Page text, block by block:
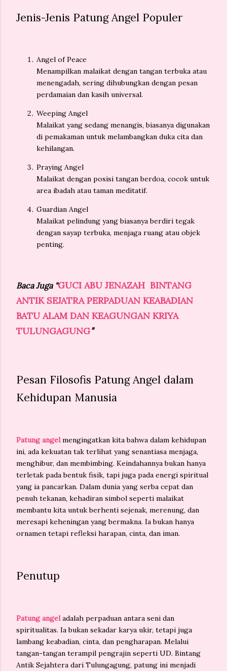
Jenis-Jenis Patung Angel Populer
Angel of Peace
Menampilkan malaikat dengan tangan terbuka atau
menengadah, sering dihubungkan dengan pesan
perdamaian dan kasih universal.
Weeping Angel
Malaikat yang sedang menangis, biasanya digunakan
di pemakaman untuk melambangkan duka cita dan
kehilangan.
Praying Angel
Malaikat dengan posisi tangan berdoa, cocok untuk
area ibadah atau taman meditatif.
Guardian Angel
Malaikat pelindung yang biasanya berdiri tegak
dengan sayap terbuka, menjaga ruang atau objek
penting.
Baca Juga "GUCI ABU JENAZAH BINTANG
ANTIK SEJATRA PERPADUAN KEABADIAN
BATU ALAM DAN KEAGUNGAN KRIYA
TULUNGAGUNG"
Pesan Filosofis Patung Angel dalam
Kehidupan Manusia
Patung angelmengingatkan kita bahwa dalam kehidupan
ini, ada kekuatan tak terlihat yang senantiasa menjaga,
menghibur, dan membimbing. Keindahannya bukan hanya
terletak pada bentuk fisik, tapi juga pada energi spiritual
yang ia pancarkan. Dalam dunia yang serba cepat dan
penuh tekanan, kehadiran simbol seperti malaikat
membantu kita untuk berhenti sejenak, merenung, dan
meresapi keheningan yang bermakna. Ia bukan hanya
ornamen tetapi refleksi harapan, cinta, dan iman.
Penutup
Patung angel adalah perpaduan antara seni dan
spiritualitas. Ia bukan sekadar karya ukir, tetapi juga
lambang keabadian, cinta, dan pengharapan. Melalui
tangan-tangan terampil pengrajin seperti UD. Bintang
Antik Sejahtera dari Tulungagung, patung ini menjadi